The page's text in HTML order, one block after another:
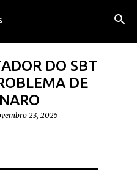
principal
DO SBT
DE
23, 2025